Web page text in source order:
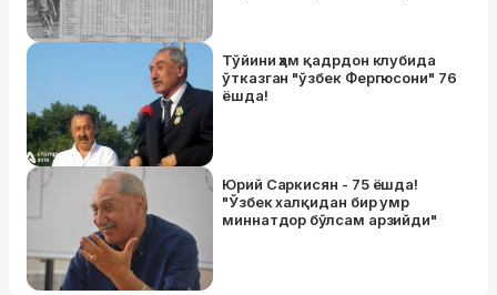
газеталари 27 йил аввал
нималар ҳақида ёзган?
Тўйини ҳам қадрдон клубида
ўтказган "ўзбек Фергюсони" 76
ёшда!
Юрий Саркисян - 75 ёшда!
"Ўзбек халқидан бир умр
миннатдор бўлсам арзийди"